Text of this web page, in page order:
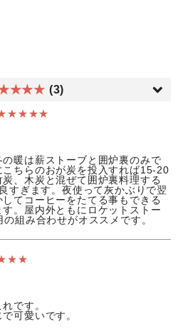
(3)
暖は薪ストーブと囲炉裏のみで
ちらのおが炭を投入すれば15-20
、木炭と混ぜて囲炉裏料理する
すぎます。夜使って灰かぶりで翌
てコーヒーをたてる事もできる
。屋内外ともにロケットストー
組み合わせがオススメです。
です。
可愛いです。